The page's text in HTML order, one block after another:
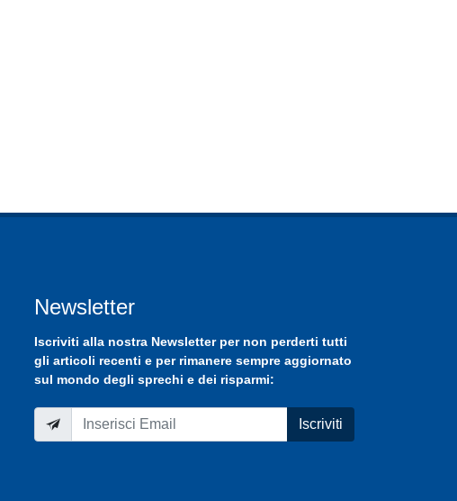
Newsletter
Iscriviti alla nostra Newsletterper non perderti tutti
gli articoli recenti e per rimanere sempre aggiornato
sul mondo degli sprechi e dei risparmi:
Iscriviti